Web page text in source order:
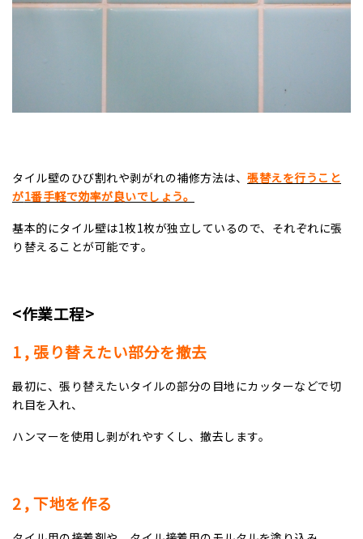
タイル壁のひび割れや剥がれの補修方法は、 張替えを行うこと
が1番手軽で効率が良いでしょう。
基本的にタイル壁は1枚1枚が独立しているので、それぞれに張
り替えることが可能です。
<作業工程>
1 , 張り替えたい部分を撤去
最初に、張り替えたいタイルの部分の目地にカッターなどで切
れ目を入れ、
ハンマーを使用し剥がれやすくし、撤去します。
2, 下地を作る